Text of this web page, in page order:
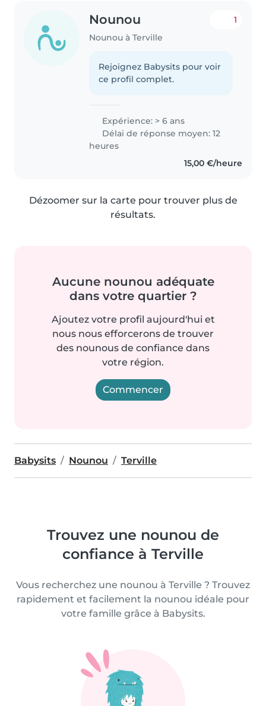
Nounou
Nounou à Terville
1
Rejoignez Babysits pour voir
ce profil complet.
Expérience: > 6 ans
Délai de réponse moyen: 12
heures
15,00 €/heure
Dézoomer sur la carte pour trouver plus de
résultats.
Aucune nounou adéquate
dans votre quartier ?
Ajoutez votre profil aujourd'hui et
nous nous efforcerons de trouver
des nounous de confiance dans
votre région.
Commencer
Babysits Nounou Terville
Trouvez une nounou de
confiance à Terville
Vous recherchez une nounou à Terville ? Trouvez
rapidement et facilement la nounou idéale pour
votre famille grâce à Babysits.